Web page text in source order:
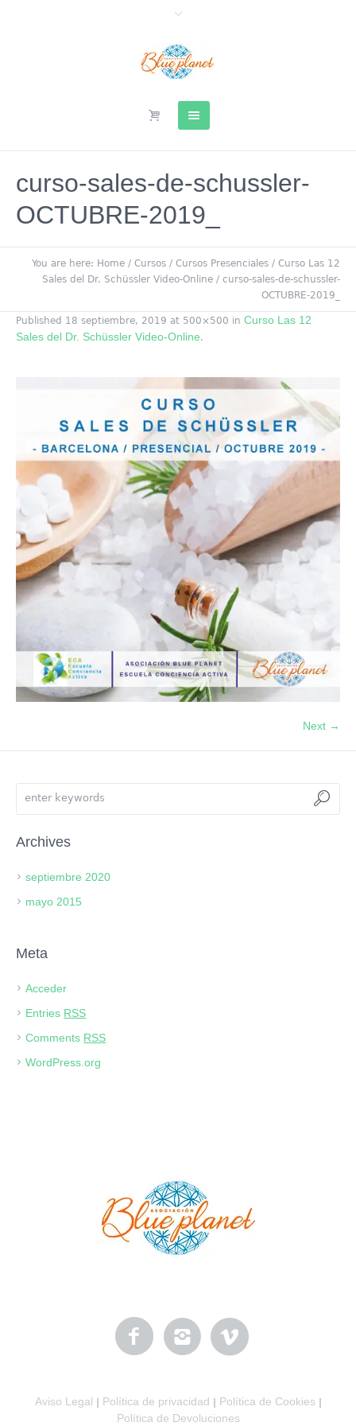
curso-sales-de-schussler-
OCTUBRE-2019_
You are here: Home / Cursos / Cursos Presenciales / Curso Las 12
Sales del Dr. Schüssler Video-Online / curso-sales-de-schussler-
OCTUBRE-2019_
Published 18 septiembre, 2019 at 500×500 in Curso Las 12
Sales del Dr. Schüssler Video-Online.
Next →
Archives
septiembre 2020
mayo 2015
Meta
Acceder
Entries RSS
Comments RSS
WordPress.org
Aviso Legal Política de privacidad Política de Cookies
Política de Devoluciones